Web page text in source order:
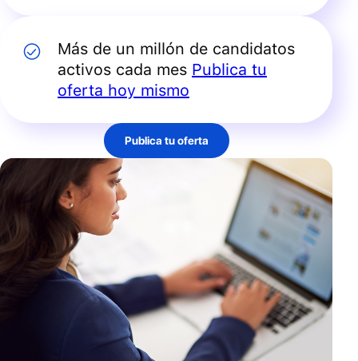
Más de un millón de candidatos
activos cada mes Publica tu
oferta hoy mismo
Publica tu oferta